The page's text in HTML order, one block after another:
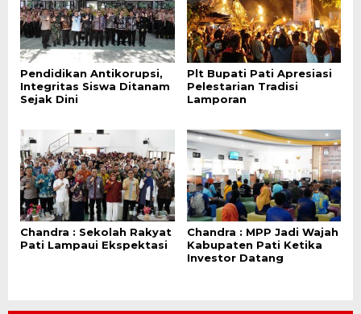
Pendidikan Antikorupsi,
Integritas Siswa Ditanam
Sejak Dini
Plt Bupati Pati Apresiasi
Pelestarian Tradisi
Lamporan
Chandra : Sekolah Rakyat
Pati Lampaui Ekspektasi
Chandra : MPP Jadi Wajah
Kabupaten Pati Ketika
Investor Datang